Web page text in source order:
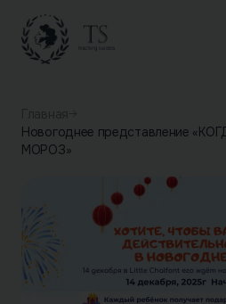
Новогоднее представление
МОРОЗ»